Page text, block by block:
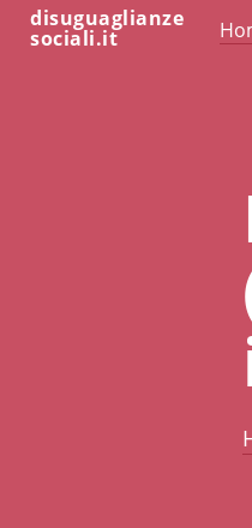
disuguaglianze
sociali.it